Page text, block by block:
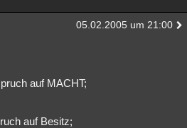
05.02.2005 um 21:00
auf MACHT;
auf Besitz;